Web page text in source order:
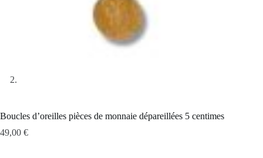
Boucles d’oreilles pièces de monnaie dépareillées 5 centimes
49,00 €